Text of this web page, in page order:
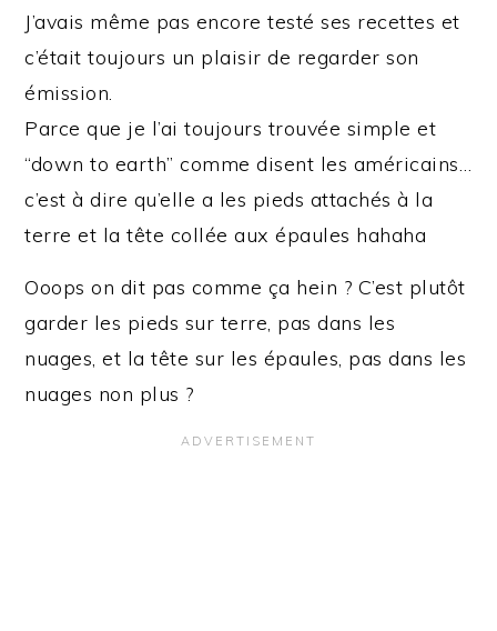
J’avais même pas encore testé ses recettes et
c’était toujours un plaisir de regarder son
émission.
Parce que je l’ai toujours trouvée simple et
“down to earth” comme disent les américains…
c’est à dire qu’elle a les pieds attachés à la
terre et la tête collée aux épaules hahaha
Ooops on dit pas comme ça hein ? C’est plutôt
garder les pieds sur terre, pas dans les
nuages, et la tête sur les épaules, pas dans les
nuages non plus ?